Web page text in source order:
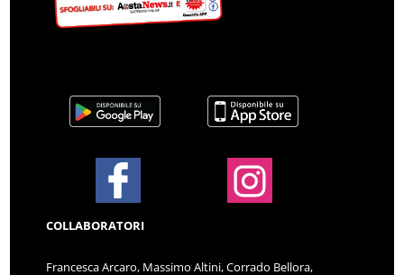
COLLABORATORI
Francesca Arcaro, Massimo Altini, Corrado Bellora,